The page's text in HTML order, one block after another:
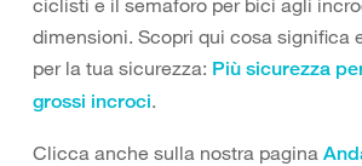
ciclisti e il semaforo per bici agli
dimensioni. Scopri qui cosa significa
per la tua sicurezza: Più sicurezza
grossi incroci.
Clicca anche sulla nostra pagina